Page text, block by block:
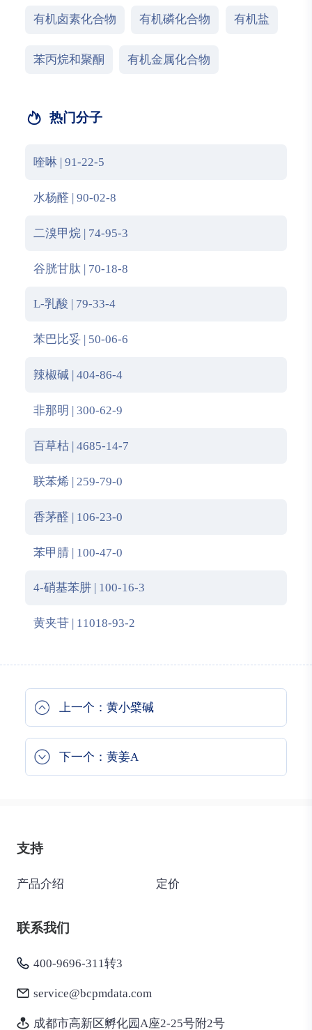
有机卤素化合物 有机磷化合物 有机盐
苯丙烷和聚酮 有机金属化合物
热门分子
喹啉 | 91-22-5
水杨醛 | 90-02-8
二溴甲烷 | 74-95-3
谷胱甘肽 | 70-18-8
L-乳酸 | 79-33-4
苯巴比妥 | 50-06-6
辣椒碱 | 404-86-4
非那明 | 300-62-9
百草枯 | 4685-14-7
联苯烯 | 259-79-0
香茅醛 | 106-23-0
苯甲腈 | 100-47-0
4-硝基苯肼 | 100-16-3
黄夹苷 | 11018-93-2
上一个：黄小檗碱
下一个：黄姜A
支持
产品介绍 定价
联系我们
400-9696-311转3
service@bcpmdata.com
成都市高新区孵化园A座2-25号附2号